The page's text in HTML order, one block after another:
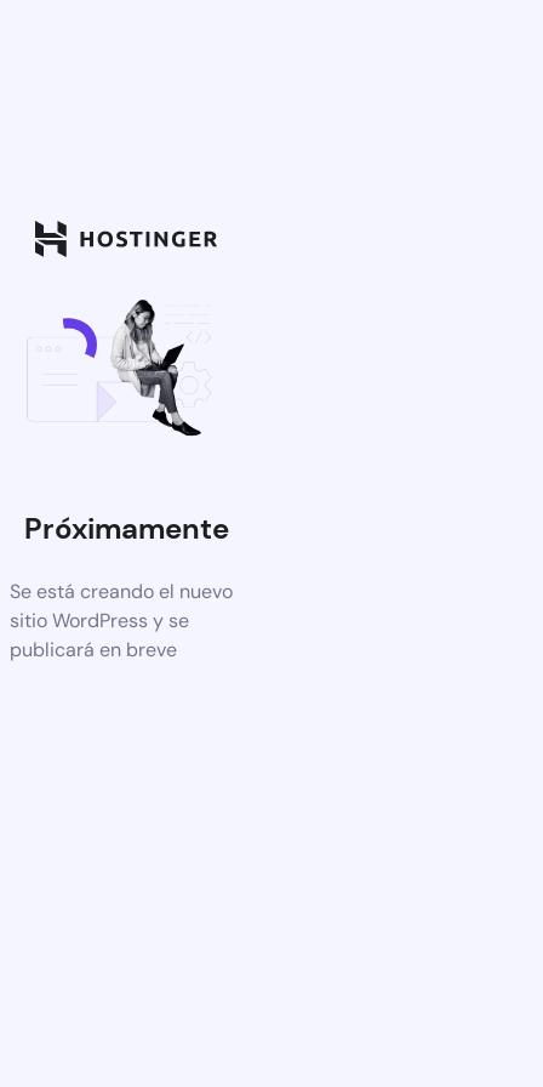
Próximamente
Se está creando el nuevo
sitio WordPress y se
publicará en breve